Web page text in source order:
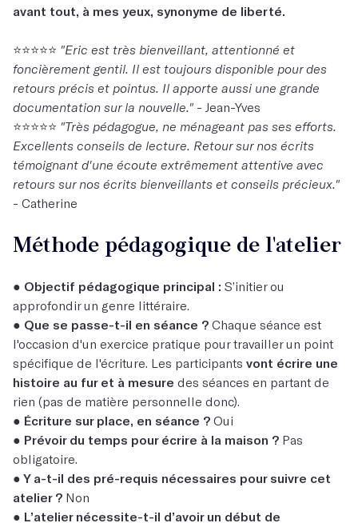
avant tout, à mes yeux, synonyme de liberté.
⭐⭐⭐⭐⭐ "Eric est très bienveillant, attentionné et
foncièrement gentil. Il est toujours disponible pour des
retours précis et pointus. Il apporte aussi une grande
documentation sur la nouvelle." - Jean-Yves
⭐⭐⭐⭐⭐ "Très pédagogue, ne ménageant pas ses efforts.
Excellents conseils de lecture. Retour sur nos écrits
témoignant d'une écoute extrêmement attentive avec
retours sur nos écrits bienveillants et conseils précieux."
- Catherine
Méthode pédagogique de l'atelier
● Objectif pédagogique principal : S’initier ou
approfondir un genre littéraire.
● Que se passe-t-il en séance ? Chaque séance est
l'occasion d'un exercice pratique pour travailler un point
spécifique de l'écriture. Les participants vont écrire une
histoire au fur et à mesure des séances en partant de
rien (pas de matière personnelle donc).
● Écriture sur place, en séance ? Oui
● Prévoir du temps pour écrire à la maison ? Pas
obligatoire.
● Y a-t-il des pré-requis nécessaires pour suivre cet
atelier ? Non
● L’atelier nécessite-t-il d’avoir un début de